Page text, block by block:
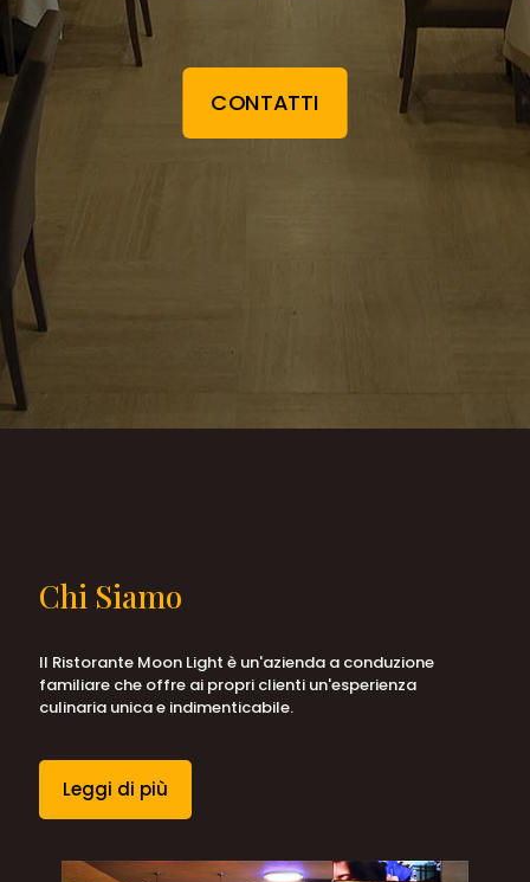
CONTATTI
Chi Siamo
Il Ristorante Moon Light è un'azienda a conduzione
familiare che offre ai propri clienti un'esperienza
culinaria unica e indimenticabile.
Leggi di più